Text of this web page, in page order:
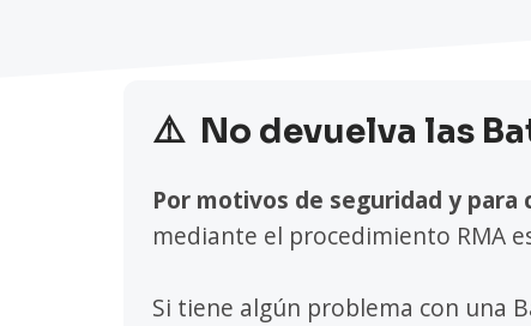
⚠️ No devuelva las
Por motivos de seguridad y
mediante el procedimiento RMA
Si tiene algún problema con una